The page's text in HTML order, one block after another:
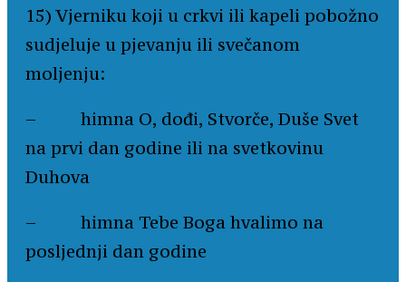
15) Vjerniku koji u crkvi ili kapeli pobožno
sudjeluje u pjevanju ili svečanom
moljenju:
– himna O, dođi, Stvorče, Duše Svet
na prvi dan godine ili na svetkovinu
Duhova
– himna Tebe Boga hvalimo na
posljednji dan godine